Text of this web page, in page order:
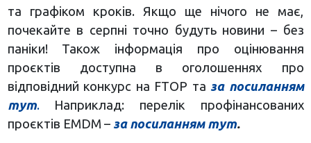
та графіком кроків. Якщо ще нічого не має,
почекайте в серпні точно будуть новини – без
паніки! Також інформація про оцінювання
проєктів доступна в оголошеннях про
відповідний конкурс на FTOP та за посиланням
тут.Наприклад: перелік профінансованих
проєктів EMDM –за посиланням тут.